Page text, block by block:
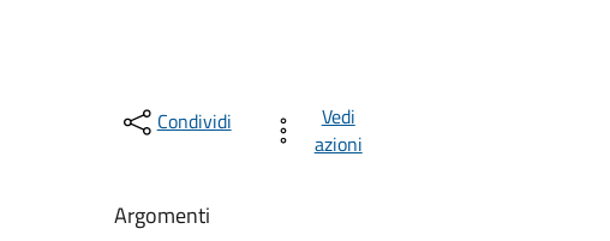
Condividi
Vedi
azioni
Argomenti